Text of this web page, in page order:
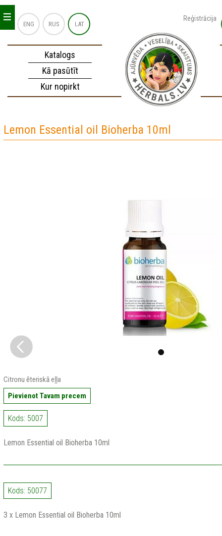
ENG RUS LAT
Reģistrācija
Katalogs
Kā pasūtīt
Kur nopirkt
_
_
_
Lemon Essential oil Bioherba 10ml
Citronu ēteriskā eļļa
Pievienot Tavam precem
Kods: 5007
Lemon Essential oil Bioherba 10ml
Kods: 50077
3 x Lemon Essential oil Bioherba 10ml